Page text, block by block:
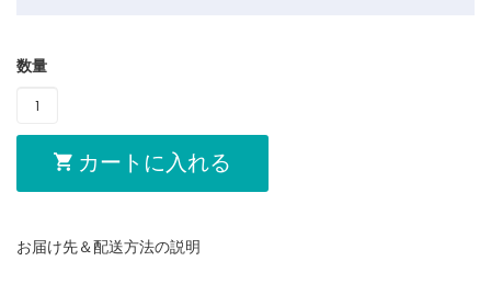
数量
カートに入れる
お届け先＆配送方法の説明